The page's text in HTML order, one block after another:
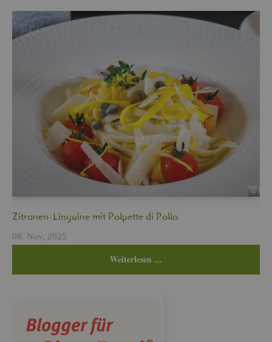
Zi­tro­nen-Lin­gui­ne mit Pol­pet­te di Pollo
08. Nov, 2025
Wei­ter­le­sen …